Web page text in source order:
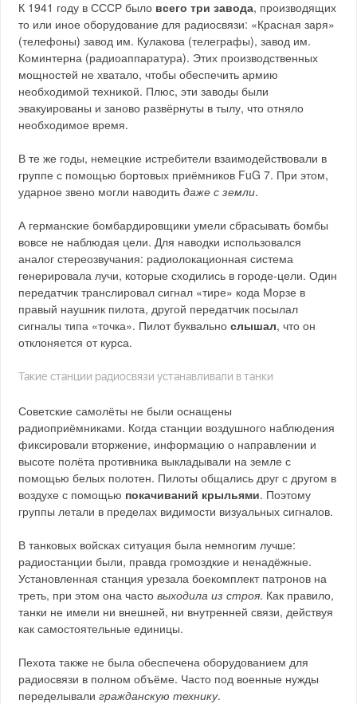
К 1941 году в СССР было всего три завода, производящих
то или иное оборудование для радиосвязи: «Красная заря»
(телефоны) завод им. Кулакова (телеграфы), завод им.
Коминтерна (радиоаппаратура). Этих производственных
мощностей не хватало, чтобы обеспечить армию
необходимой техникой. Плюс, эти заводы были
эвакуированы и заново развёрнуты в тылу, что отняло
необходимое время.
В те же годы, немецкие истребители взаимодействовали в
группе с помощью бортовых приёмников FuG 7. При этом,
ударное звено могли наводитьдаже с земли.
А германские бомбардировщики умели сбрасывать бомбы
вовсе не наблюдая цели. Для наводки использовался
аналог стереозвучания: радиолокационная система
генерировала лучи, которые сходились в городе-цели. Один
передатчик транслировал сигнал «тире» кода Морзе в
правый наушник пилота, другой передатчик посылал
сигналы типа «точка». Пилот буквальнослышал, что он
отклоняется от курса.
Такие станции радиосвязи устанавливали в танки
Советские самолёты не были оснащены
радиоприёмниками. Когда станции воздушного наблюдения
фиксировали вторжение, информацию о направлении и
высоте полёта противника выкладывали на земле с
помощью белых полотен. Пилоты общались друг с другом в
воздухе с помощью покачиваний крыльями. Поэтому
группы летали в пределах видимости визуальных сигналов.
В танковых войсках ситуация была немногим лучше:
радиостанции были, правда громоздкие и ненадёжные.
Установленная станция урезала боекомплект патронов на
треть, при этом она частовыходила из строя. Как правило,
танки не имели ни внешней, ни внутренней связи, действуя
как самостоятельные единицы.
Пехота также не была обеспечена оборудованием для
радиосвязи в полном объёме. Часто под военные нужды
переделывалигражданскую технику.